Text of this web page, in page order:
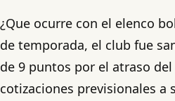
¿Que ocurre con el elenco
de temporada, el club fue
de 9 puntos por el atraso
cotizaciones previsionales a